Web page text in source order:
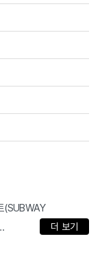
(SUBWAY
더 보기